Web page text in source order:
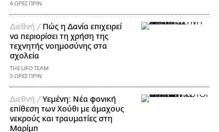
4 ΩΡΕΣ ΠΡΙΝ
Διεθνή / Πώς η Δανία επιχειρεί
να περιορίσει τη χρήση της
τεχνητής νοημοσύνης στα
σχολεία
THE LIFO TEAM
5 ΩΡΕΣ ΠΡΙΝ
Διεθνή /Υεμένη: Νέα φονική
επίθεση των Χούθι με άμαχους
νεκρούς και τραυματίες στη
Μαρίμπ